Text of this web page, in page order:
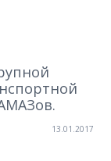
13.01.2017